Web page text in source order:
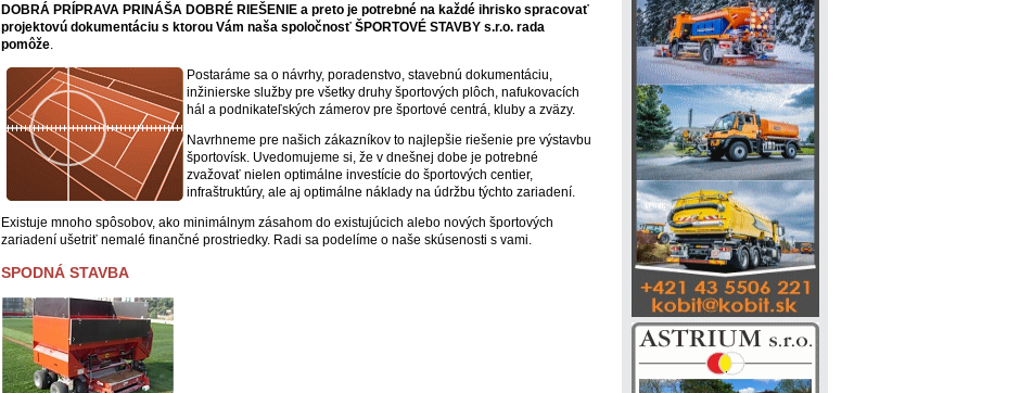
DOBRÁ PRÍPRAVA PRINÁŠA DOBRÉ RIEŠENIE a preto je potrebné na každé ihrisko spracovať
projektovú dokumentáciu s ktorou Vám naša spoločnosť ŠPORTOVÉ STAVBY s.r.o. rada
pomôže
Postaráme sa o návrhy, poradenstvo, stavebnú dokumentáciu,
inžinierske služby pre všetky druhy športových plôch, nafukovacích
hál a podnikateľských zámerov pre športové centrá, kluby a zväzy.
Navrhneme pre našich zákazníkov to najlepšie riešenie pre výstavbu
športovísk. Uvedomujeme si, že v dnešnej dobe je potrebné
zvažovať nielen optimálne investície do športových centier,
infraštruktúry, ale aj optimálne náklady na údržbu týchto zariadení.
Existuje mnoho spôsobov, ako minimálnym zásahom do existujúcich alebo nových športových
zariadení ušetriť nemalé finančné prostriedky. Radi sa podelíme o naše skúsenosti s vami.
SPODNÁ STAVBA